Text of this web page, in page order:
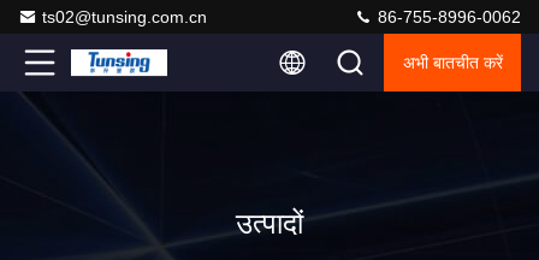
ts02@tunsing.com.cn 86-755-8996-0062
अभी बातचीत करें
उत्पादों